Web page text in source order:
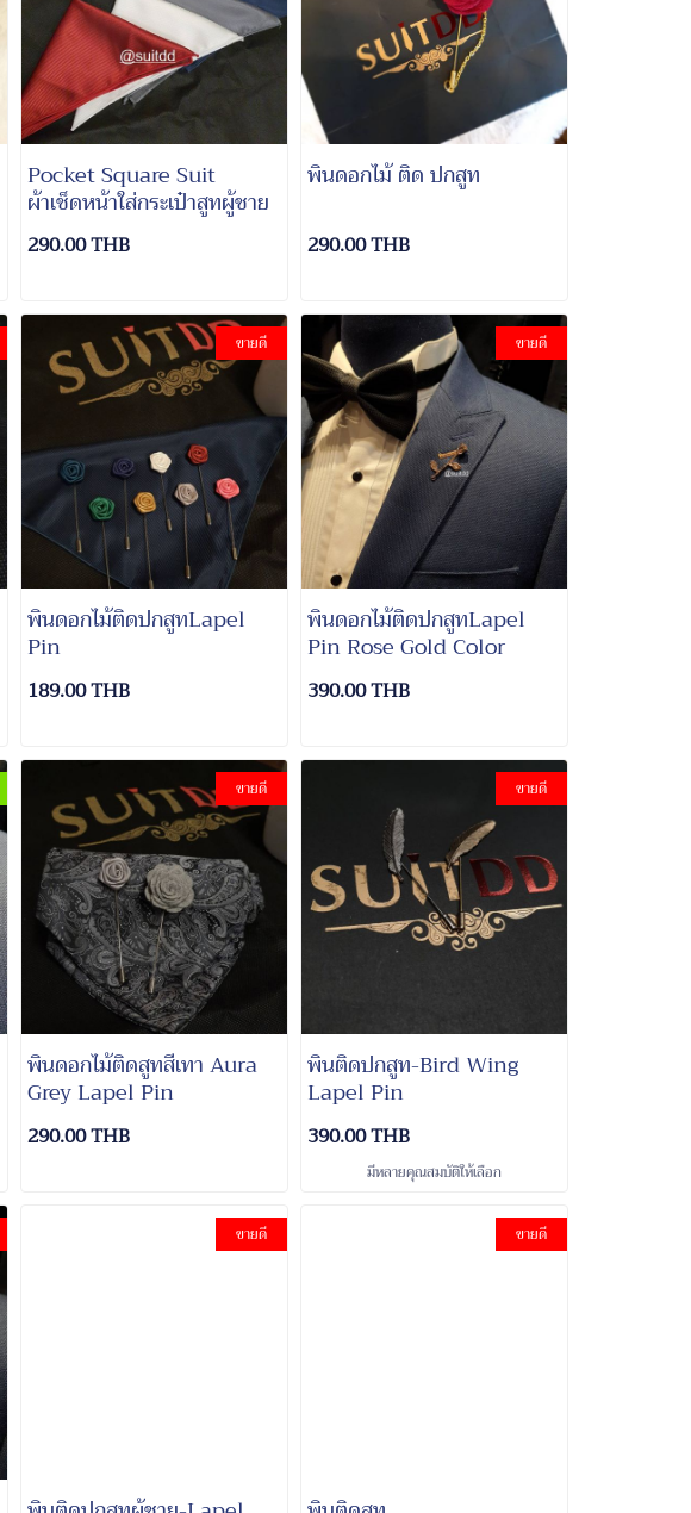
Pocket Square Suit
ผ้าเช็ดหน้าใส่กระเป๋าสูทผู้ชาย
290.00 THB
พินดอกไม้ ติด ปกสูท
290.00 THB
ขายดี
พินดอกไม้ติดปกสูทLapel
Pin
189.00 THB
ขายดี
พินดอกไม้ติดปกสูทLapel
Pin Rose Gold Color
390.00 THB
ขายดี
พินดอกไม้ติดสูทสีเทา Aura
Grey Lapel Pin
290.00 THB
ขายดี
พินติดปกสูท-Bird Wing
Lapel Pin
390.00 THB
มีหลายคุณสมบัติให้เลือก
ขายดี ขายดี